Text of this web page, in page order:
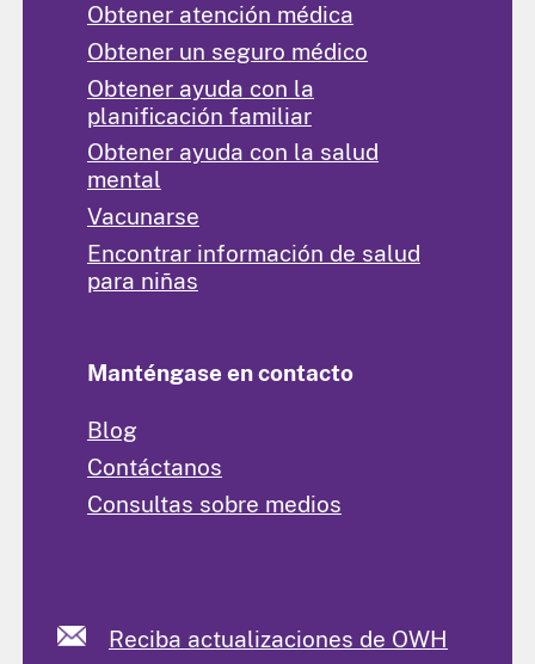
Obtener atención médica
Obtener un seguro médico
Obtener ayuda con la
planificación familiar
Obtener ayuda con la salud
mental
Vacunarse
Encontrar información de salud
para niñas
Manténgase en contacto
Blog
Contáctanos
Consultas sobre medios
Reciba actualizaciones de OWH